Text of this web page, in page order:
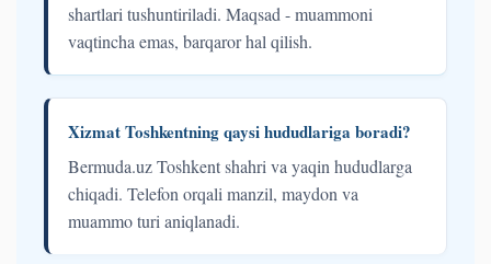
shartlari tushuntiriladi. Maqsad - muammoni
vaqtincha emas, barqaror hal qilish.
Xizmat Toshkentning qaysi hududlariga boradi?
Bermuda.uz Toshkent shahri va yaqin hududlarga
chiqadi. Telefon orqali manzil, maydon va
muammo turi aniqlanadi.